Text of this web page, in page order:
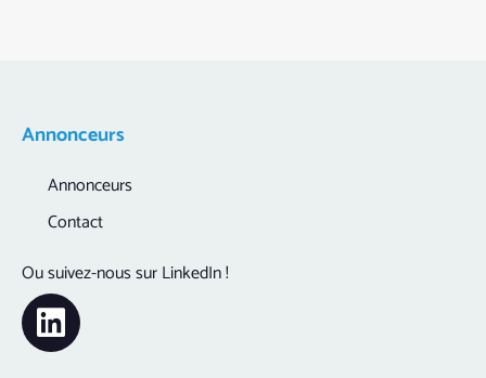
Annonceurs
Annonceurs
Contact
Ou suivez-nous sur LinkedIn !